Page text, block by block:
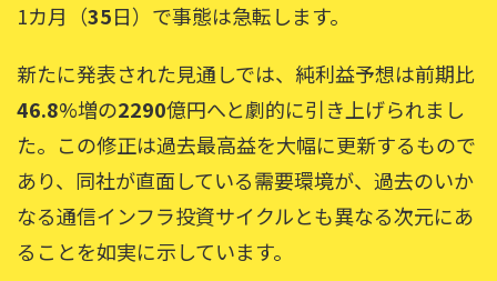
1カ月（35日）で事態は急転します。
新たに発表された見通しでは、純利益予想は前期比
46.8%増の2290億円へと劇的に引き上げられまし
た。この修正は過去最高益を大幅に更新するもので
あり、同社が直面している需要環境が、過去のいか
なる通信インフラ投資サイクルとも異なる次元にあ
ることを如実に示しています。